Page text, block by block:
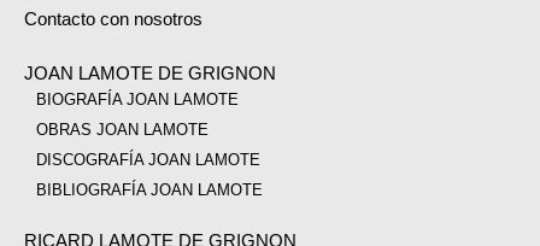
Contacto con nosotros
JOAN LAMOTE DE GRIGNON
BIOGRAFÍA JOAN LAMOTE
OBRAS JOAN LAMOTE
DISCOGRAFÍA JOAN LAMOTE
BIBLIOGRAFÍA JOAN LAMOTE
RICARD LAMOTE DE GRIGNON